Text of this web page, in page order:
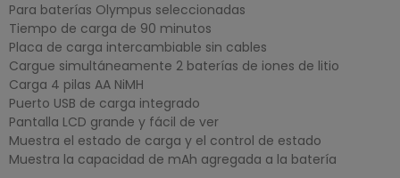
Para baterías Olympus seleccionadas
Tiempo de carga de 90 minutos
Placa de carga intercambiable sin cables
Cargue simultáneamente 2 baterías de iones de litio
Carga 4 pilas AA NiMH
Puerto USB de carga integrado
Pantalla LCD grande y fácil de ver
Muestra el estado de carga y el control de estado
Muestra la capacidad de mAh agregada a la batería